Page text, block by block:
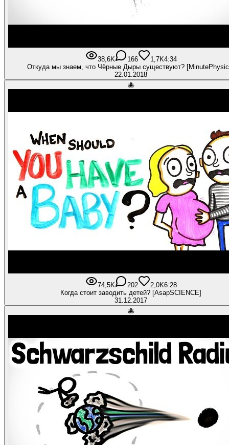
38,6K 166 1,7K4:34
Откуда мы знаем, что Чёрные Дыры существуют?
22.01.2018
🐙
74,5K 202 2,0K6:28
Когда стоит заводить детей? [AsapSCIENCE]
31.12.2017
🐙